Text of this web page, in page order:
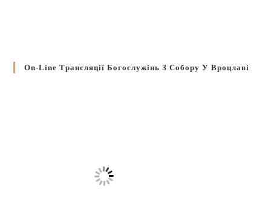
On-Line Трансляції Богослужінь З Собору У Вроцлаві